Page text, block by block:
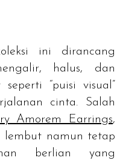
ini dirancang
halus, dan
“puisi visual”
cinta. Salah
Amorem Earrings,
lembut namun tetap
berlian yang